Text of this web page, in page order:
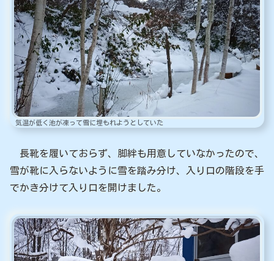
気温が低く池が凍って雪に埋もれようとしていた
長靴を履いておらず、脚絆も用意していなかったので、
雪が靴に入らないように雪を踏み分け、入り口の階段を手
でかき分けて入り口を開けました。